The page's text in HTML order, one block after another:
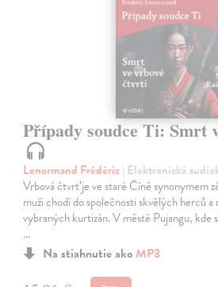
Případy soudce Ti: Smrt
Lenormand Frédéric| Elektronická
Vrbová čtvrť je ve staré Číně synonymem
muži chodí do společnosti skvělých herců
vybraných kurtizán. V městě Pujangu, kde
…
Na stiahnutie ako MP3